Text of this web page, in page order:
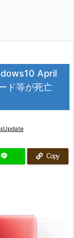
April
ド等が死亡
Copy